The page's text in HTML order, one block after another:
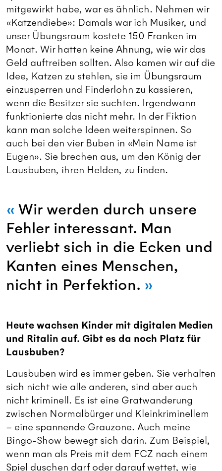
mitgewirkt habe, war es ähnlich. Nehmen wir
«Katzendiebe»: Damals war ich Musiker, und
unser Übungsraum kostete 150 Franken im
Monat. Wir hatten keine Ahnung, wie wir das
Geld auftreiben sollten. Also kamen wir auf die
Idee, Katzen zu stehlen, sie im Übungsraum
einzusperren und Finderlohn zu kassieren,
wenn die Besitzer sie suchten. Irgendwann
funktionierte das nicht mehr. In der Fiktion
kann man solche Ideen weiterspinnen. So
auch bei den vier Buben in «Mein Name ist
Eugen». Sie brechen aus, um den König der
Lausbuben, ihren Helden, zu finden.
Wir werden durch unsere
Fehler interessant. Man
verliebt sich in die Ecken und
Kanten eines Menschen,
nicht in Perfektion.
Heute wachsen Kinder mit digitalen Medien
und Ritalin auf. Gibt es da noch Platz für
Lausbuben?
Lausbuben wird es immer geben. Sie verhalten
sich nicht wie alle anderen, sind aber auch
nicht kriminell. Es ist eine Gratwanderung
zwischen Normalbürger und Kleinkriminellem
– eine spannende Grauzone. Auch meine
Bingo-Show bewegt sich darin. Zum Beispiel,
wenn man als Preis mit dem FCZ nach einem
Spiel duschen darf oder darauf wettet, wie